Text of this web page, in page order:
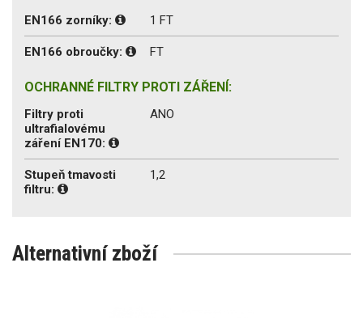
EN166 zorníky: 1 FT
EN166 obroučky: FT
OCHRANNÉ FILTRY PROTI ZÁŘENÍ:
Filtry proti
ultrafialovému
záření EN170:
ANO
Stupeň tmavosti
filtru:
1,2
Alternativní zboží